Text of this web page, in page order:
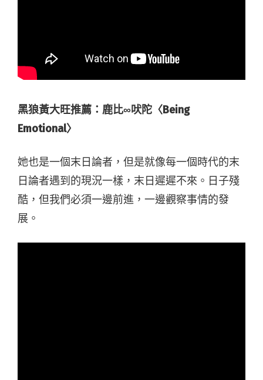
黑狼黃大旺推薦：鹿比∞吠陀〈Being
Emotional〉
她也是一個末日論者，但是就像每一個時代的末
日論者遇到的現況一樣，末日遲遲不來。日子殘
酷，但我們必須一邊前進，一邊觀察事情的發
展。